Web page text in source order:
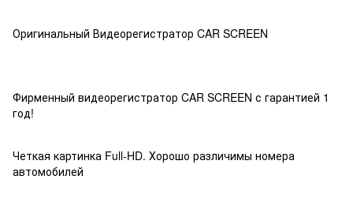
Оригинальный Видеорегистратор CAR SCREEN
Фирменный видеорегистратор CAR SCREEN с гарантией 1
год!
Четкая картинка Full-HD. Хорошо различимы номера
автомобилей